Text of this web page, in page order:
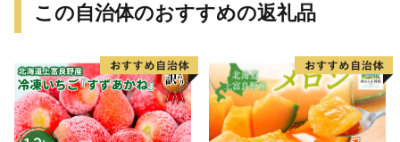
この自治体のおすすめの返礼品